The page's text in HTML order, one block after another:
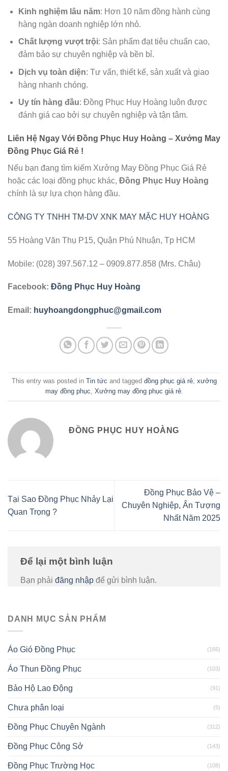
Kinh nghiệm lâu năm: Hơn 10 năm đồng hành cùng
hàng ngàn doanh nghiệp lớn nhỏ.
Chất lượng vượt trội: Sản phẩm đạt tiêu chuẩn cao,
đảm bảo sự chuyên nghiệp và bền bỉ.
Dịch vụ toàn diện: Tư vấn, thiết kế, sản xuất và giao
hàng nhanh chóng.
Uy tín hàng đầu: Đồng Phục Huy Hoàng luôn được
đánh giá cao bởi sự chuyên nghiệp và tận tâm.
Liên Hệ Ngay Với Đồng Phục Huy Hoàng – Xưởng May
Đồng Phục Giá Rẻ !
Nếu bạn đang tìm kiếm Xưởng May Đồng Phục Giá Rẻ
hoặc các loại đồng phục khác, Đồng Phục Huy Hoàng
chính là sự lựa chọn hàng đầu.
CÔNG TY TNHH TM-DV XNK MAY MẶC HUY HOÀNG
55 Hoàng Văn Thụ P15, Quận Phú Nhuận, Tp HCM
Mobile: (028) 397.567.12 – 0909.877.858 (Mrs. Châu)
Facebook: Đồng Phục Huy Hoàng
Email: huyhoangdongphuc@gmail.com
This entry was posted in Tin tức and tagged đồng phục giá rẻ, xưởng
may đồng phục, Xưởng may đồng phục giá rẻ.
ĐỒNG PHỤC HUY HOÀNG
Tại Sao Đồng Phục Nhảy Lại
Quan Trọng ?
Đồng Phục Bảo Vệ –
Chuyên Nghiệp, Ấn Tượng
Nhất Năm 2025
Để lại một bình luận
Bạn phải đăng nhập để gửi bình luận.
DANH MỤC SẢN PHẨM
Áo Gió Đồng Phục (166)
Áo Thun Đồng Phục (103)
Bảo Hộ Lao Động (91)
Chưa phân loại (5)
Đồng Phục Chuyên Ngành (312)
Đồng Phục Công Sở (143)
Đồng Phục Trường Học (108)